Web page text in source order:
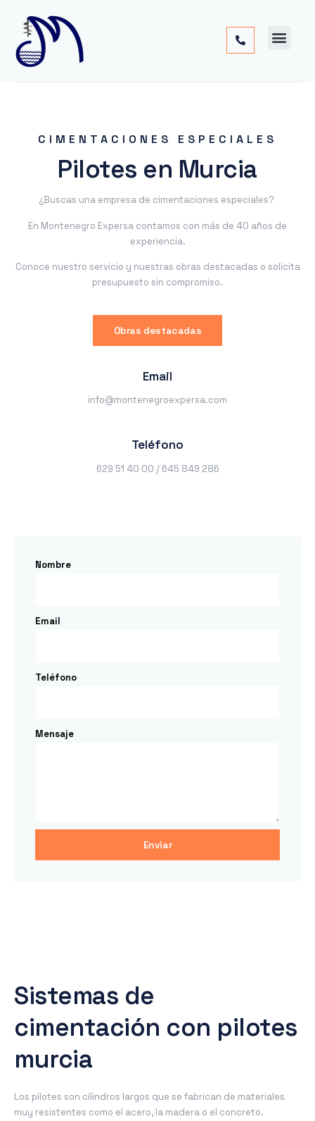
CIMENTACIONES ESPECIALES
Pilotes en Murcia
¿Buscas una empresa de cimentaciones especiales?
En Montenegro Expersa contamos con más de 40 años de
experiencia.
Conoce nuestro servicio y nuestras obras destacadas o solicita
presupuesto sin compromiso.
Obras destacadas
Email
info@montenegroexpersa.com
Teléfono
629 51 40 00 / 645 849 286
Nombre
Email
Teléfono
Mensaje
Enviar
Sistemas de
cimentación con pilotes
murcia
Los pilotes son cilindros largos que se fabrican de materiales
muy resistentes como el acero, la madera o el concreto.